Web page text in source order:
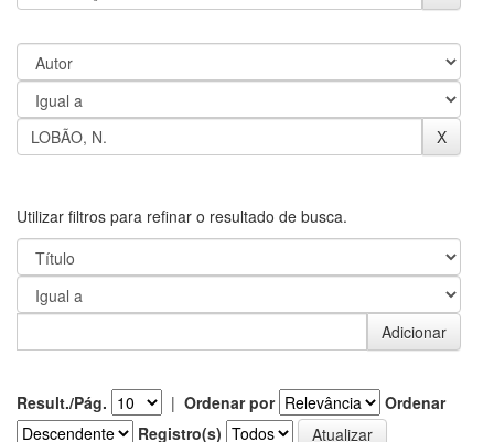
Utilizar filtros para refinar o resultado de busca.
Result./Pág. | Ordenar por
Ordenar
Registro(s)